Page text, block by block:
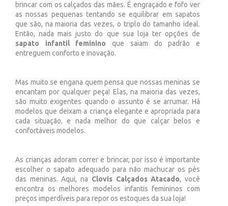
brincar com os calçados das mães. É engraçado e fofo ver
as nossas pequenas tentando se equilibrar em sapatos
que são, na maioria das vezes, o triplo do tamanho ideal.
Então, nada mais justo do que sua loja ter opções de
sapato infantil feminino que saiam do padrão e
entreguem conforto e inovação.
Mas muito se engana quem pensa que nossas meninas se
encantam por qualquer peça! Elas, na maioria das vezes,
são muito exigentes quando o assunto é se arrumar. Há
modelos que deixam a criança elegante e apropriada para
cada situação, e nada melhor do que calçar belos e
confortáveis modelos.
As crianças adoram correr e brincar, por isso é importante
escolher o sapato adequado para não machucar os pés
das meninas. Aqui, na Clovis Calçados Atacado, você
encontra os melhores modelos infantis femininos com
preços imperdíveis para repor os estoques da sua loja!